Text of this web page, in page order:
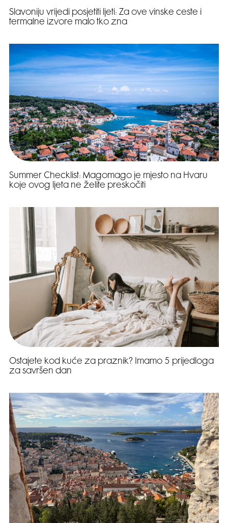
Slavoniju vrijedi posjetiti ljeti: Za ove vinske ceste i
termalne izvore malo tko zna
Summer Checklist: Magomago je mjesto na Hvaru
koje ovog ljeta ne želite preskočiti
Ostajete kod kuće za praznik? Imamo 5 prijedloga
za savršen dan